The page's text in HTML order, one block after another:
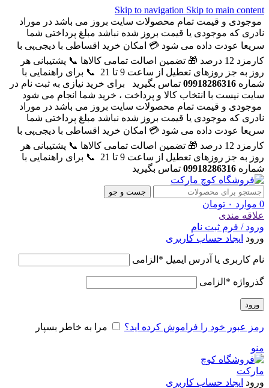
Skip to navigation Skip to main content
موجودی و قیمت تمام محصولات سایت بروز می باشد در موراد
نادری که موجودی یا قیمت بروز شده نباشد مبلغ پرداختی شما
سریعا عودت داده می شود 💳 امکان خرید اقساطی با دیجی‌پی با
کارمزد 12 درصد
🎁 تضمین اصالت تمامی کالاها 📞 پشتیبانی هر
روز به جز روزهای تعطیل از ساعت 9 تا 21
📞 برای راهنمایی با
شماره 09918286316 تماس بگیرید
برای خرید نیازی به ثبت نام در
سایت نیست با انتخاب کالا و پرداخت ، خرید شما انجام می شود
موجودی و قیمت تمام محصولات سایت بروز می باشد در موراد
نادری که موجودی یا قیمت بروز شده نباشد مبلغ پرداختی شما
سریعا عودت داده می شود 💳 امکان خرید اقساطی با دیجی‌پی با
کارمزد 12 درصد
🎁 تضمین اصالت تمامی کالاها 📞 پشتیبانی هر
روز به جز روزهای تعطیل از ساعت 9 تا 21
📞 برای راهنمایی با
شماره 09918286316 تماس بگیرید
جست و جو
0 موارد ۰ تومان
علاقه مندی
ورود / فرم ثبت نام
ورود ایجاد حساب کاربری
نام کاربری یا آدرس ایمیل * الزامی
گذرواژه * الزامی
ورود
رمز عبور خود را فراموش کرده اید؟ مرا به خاطر بسپار
منو
ورود ایجاد حساب کاربری